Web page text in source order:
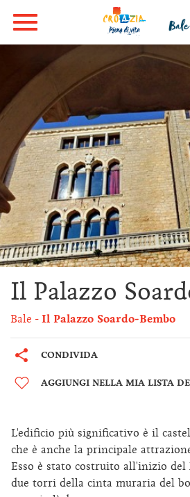
Il Palazzo
Bale Il Palazzo Soardo-Bembo
CONDIVIDA
AGGIUNGI NELLA MIA LISTA
L'edificio più significativo è il
che è anche la principale
Esso è stato costruito all'inizio del
due torri della cinta muraria del